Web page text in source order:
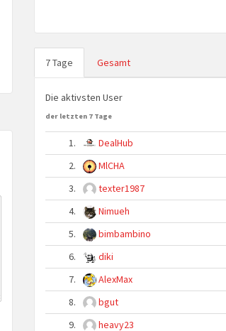
7 Tage Gesamt
Die aktivsten User
der letzten 7 Tage
1. DealHub
2.
MlCHA
3.
texter1987
4.
Nimueh
5.
bimbambino
6.
diki
7.
AlexMax
8.
bgut
9.
heavy23